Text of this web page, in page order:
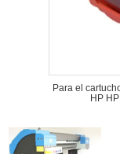
Para el
HP